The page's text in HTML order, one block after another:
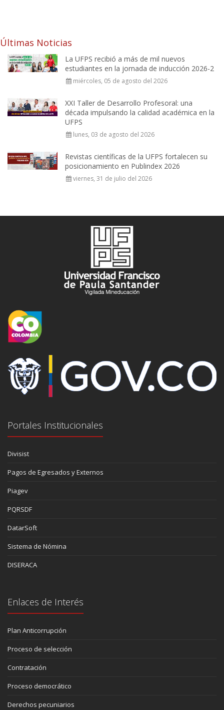
Últimas Noticias
La UFPS recibió a más de mil nuevos
estudiantes en la jornada de inducción 2026-2
miércoles, 05 de agosto del 2026
XXI Taller de Desarrollo Profesoral: una
década impulsando la calidad académica en la
UFPS
lunes, 03 de agosto del 2026
Revistas científicas de la UFPS fortalecen su
posicionamiento en Publindex 2026
viernes, 31 de julio del 2026
Portales Institucionales
Divisist
Pagos de Egresados y Externos
Piagev
PQRSDF
DatarSoft
Sistema de Nómina
DISERACA
Enlaces de Interés
Plan Anticorrupción
Proceso de selección
Contratación
Proceso democrático
Derechos pecuniarios